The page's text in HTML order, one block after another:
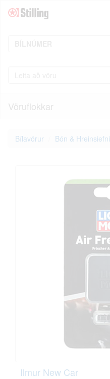
Vöruflokkar
Bílavörur Bón & Hreinsiefni
Ilmur New Car